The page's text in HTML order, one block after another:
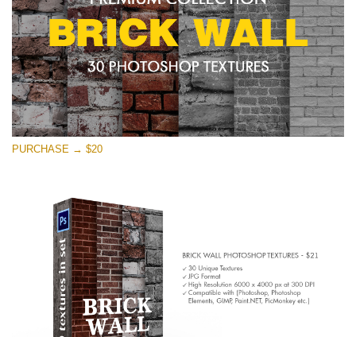
Entire Collection
(1783 Overlays)
Large 6000*4000px
Download Gratuito
PURCHASE → $20